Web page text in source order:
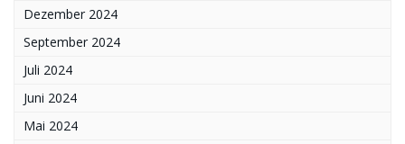
Dezember 2024
September 2024
Juli 2024
Juni 2024
Mai 2024